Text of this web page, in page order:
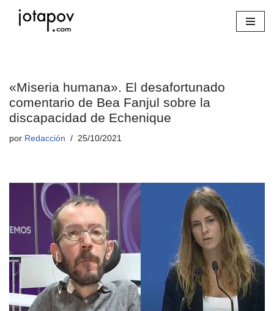
«Miseria humana». El desafortunado
comentario de Bea Fanjul sobre la
discapacidad de Echenique
por Redacción 25/10/2021